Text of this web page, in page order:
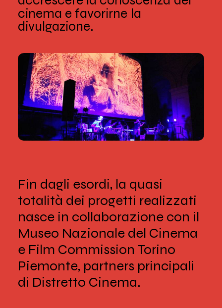
cinema e favorirne la
divulgazione.
Fin dagli esordi, la quasi
totalità dei progetti realizzati
nasce in collaborazione con il
Museo Nazionale del Cinema
e Film Commission Torino
Piemonte, partners principali
di Distretto Cinema.